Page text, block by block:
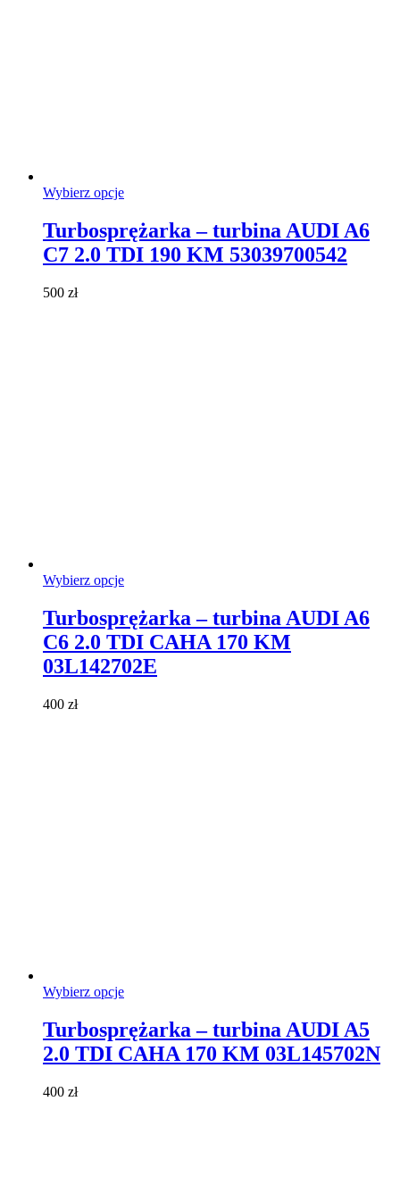
Wybierz opcjeTen
wiele
wariantów.
Turbosprężarka – turbina AUDI A6
C7 2.0 TDI 190 KM 53039700542
500 zł
Wybierz opcjeTen
wiele
wariantów.
Opcje
można
Turbosprężarka – turbina AUDI A6
C6 2.0 TDI CAHA 170 KM
03L142702E
400 zł
Wybierz opcjeTen
wiele
wariantów.
Turbosprężarka – turbina AUDI A5
2.0 TDI CAHA 170 KM 03L145702N
400 zł